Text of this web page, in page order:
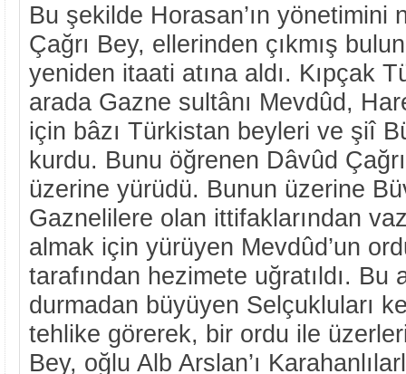
Bu şekilde Horasan’ın yönetimini
Çağrı Bey, ellerinden çıkmış
yeniden itaati atına aldı. Kıpçak
arada Gazne sultânı Mevdûd,
için bâzı Türkistan beyleri ve şiî
kurdu. Bunu öğrenen Dâvûd
üzerine yürüdü. Bunun üzerine
Gaznelilere olan ittifaklarından
almak için yürüyen Mevdûd’un
tarafından hezimete uğratıldı. Bu
durmadan büyüyen Selçukluları
tehlike görerek, bir ordu ile
Bey, oğlu Alb Arslan’ı